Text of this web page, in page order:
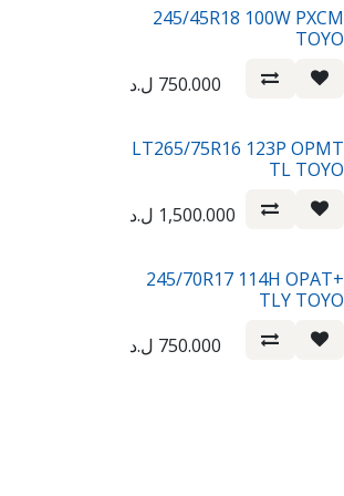
245/45R18 100W PXCM
TOYO
750.000 ل.د
LT265/75R16 123P OPMT
TL TOYO
1,500.000 ل.د
245/70R17 114H OPAT+
TLY TOYO
750.000 ل.د